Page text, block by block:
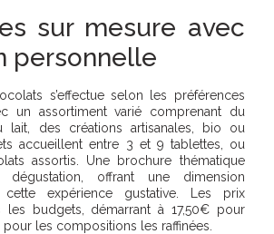
sur mesure avec
personnelle
s’effectue selon les préférences
un assortiment varié comprenant du
lait, des créations artisanales, bio ou
accueillent entre 3 et 9 tablettes, ou
assortis. Une brochure thématique
dégustation, offrant une dimension
expérience gustative. Les prix
les budgets, démarrant à 17,50€ pour
les compositions les raffinées.